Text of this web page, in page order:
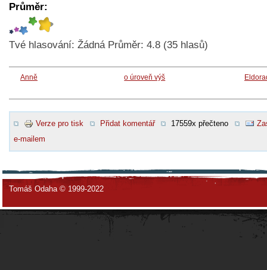
Průměr:
Tvé hlasování: Žádná Průměr: 4.8 (35 hlasů)
Anně o úroveň výš
Verze pro tisk Přidat komentář 17559x přečteno
e-mailem
Tomáš Odaha © 1999-2022